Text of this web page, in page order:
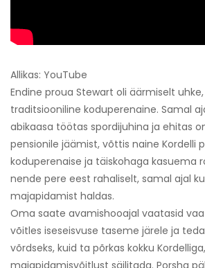
Allikas: YouTube
Endine proua Stewart oli äärmiselt
traditsiooniline koduperenaine. Samal
abikaasa töötas spordijuhina ja ehitas
pensionile jäämist, võttis naine Kordelli
koduperenaise ja täiskohaga kasuema
nende pere eest rahaliselt, samal ajal
majapidamist haldas.
Oma saate avamishooajal vaatasid
võitles iseseisvuse taseme järele ja
võrdseks, kuid ta põrkas kokku